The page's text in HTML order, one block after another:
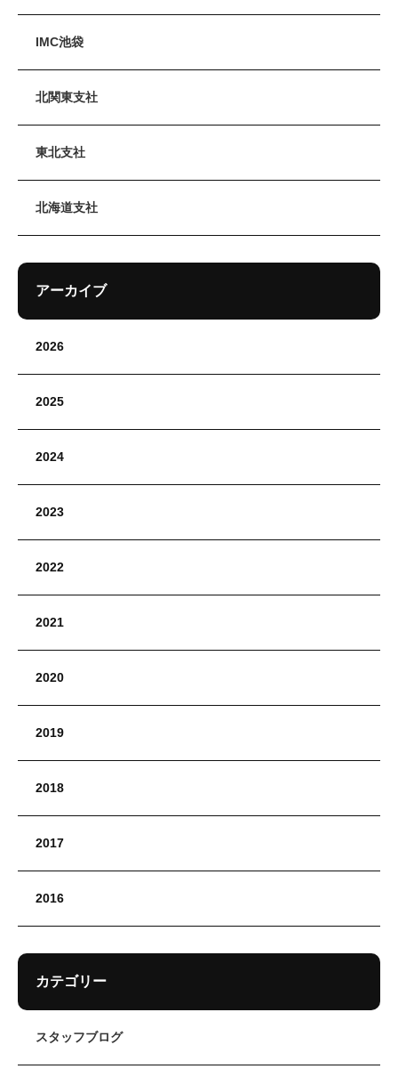
IMC池袋
北関東支社
東北支社
北海道支社
アーカイブ
2026
2025
2024
2023
2022
2021
2020
2019
2018
2017
2016
カテゴリー
スタッフブログ